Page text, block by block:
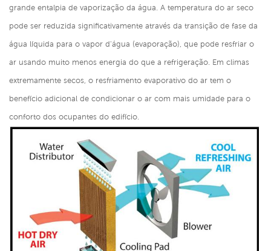
grande entalpia de vaporização da água. A temperatura do ar seco
pode ser reduzida significativamente através da transição de fase da
água líquida para o vapor d'água (evaporação), que pode resfriar o
ar usando muito menos energia do que a refrigeração. Em climas
extremamente secos, o resfriamento evaporativo do ar tem o
benefício adicional de condicionar o ar com mais umidade para o
conforto dos ocupantes do edifício.